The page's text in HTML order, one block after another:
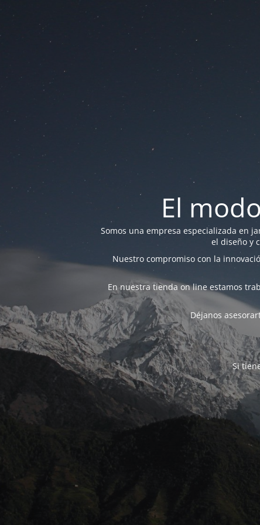
El
Somos una empresa especializada en
el diseño y
Nuestro compromiso con la
En nuestra tienda on line estamos
Déjanos
Si